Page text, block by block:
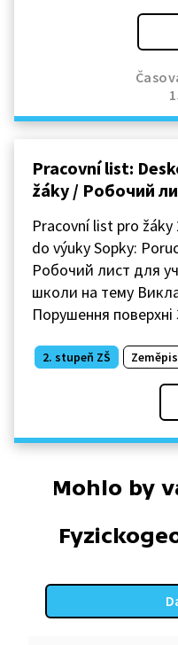
Pracovní list:
žáky / Робочий
Pracovní list pro
do výuky Sopky:
Робочий лист для
школи на тему
Порушення поверхні
2. stupeň ZŠ Zeměpis
Mohlo by